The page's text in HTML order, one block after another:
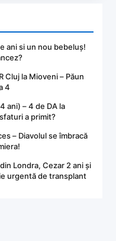
ani si un nou bebeluș!
Cluj la Mioveni – Păun
4
ani) – 4 de DA la
a primit?
– Diavolul se îmbracă
Londra, Cezar 2 ani și
urgentă de transplant